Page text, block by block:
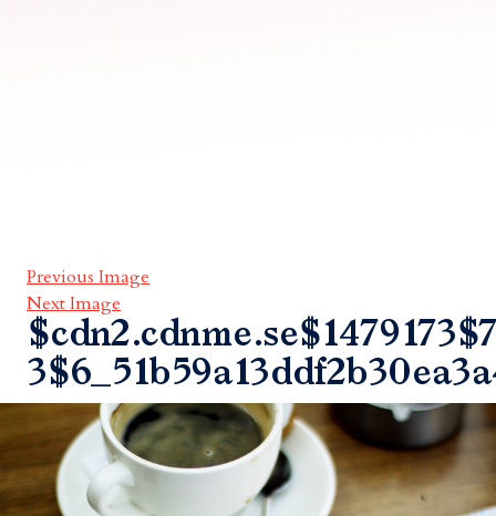
Previous Image
Next Image